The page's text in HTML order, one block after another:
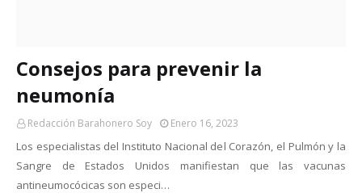
Consejos para prevenir la
neumonía
Redacción Barahonero Soy Enero 16, 2023
Los especialistas del Instituto Nacional del Corazón, el Pulmón y la
Sangre de Estados Unidos manifiestan que las vacunas
antineumocócicas son especi…